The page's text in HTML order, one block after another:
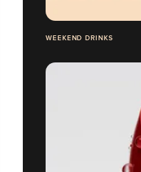
WEEKEND DRINKS